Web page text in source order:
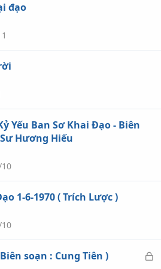
đạo
Yếu Ban Sơ Khai Đạo - Biên
Hương Hiếu
1-6-1970 ( Trích Lược )
soạn : Cung Tiên )